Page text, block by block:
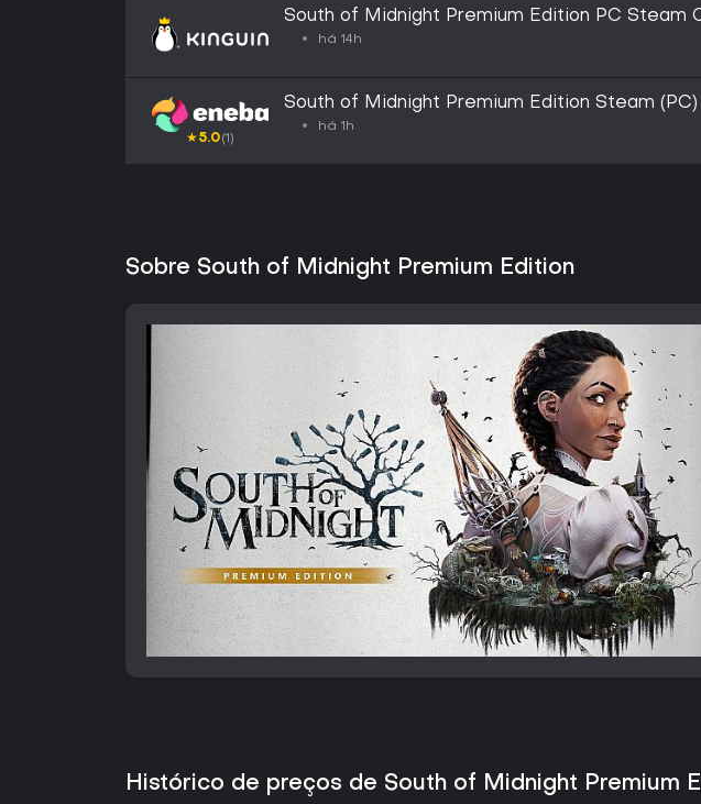
South of Midnight Premium Edition PC Steam
há 14h
★5.0(1)
South of Midnight Premium Edition Steam (PC)
há 1h
Sobre South of Midnight Premium Edition
Histórico de preços de South of Midnight Premium